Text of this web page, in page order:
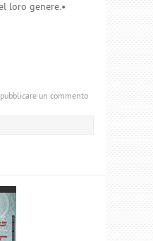
loro genere.•
un commento